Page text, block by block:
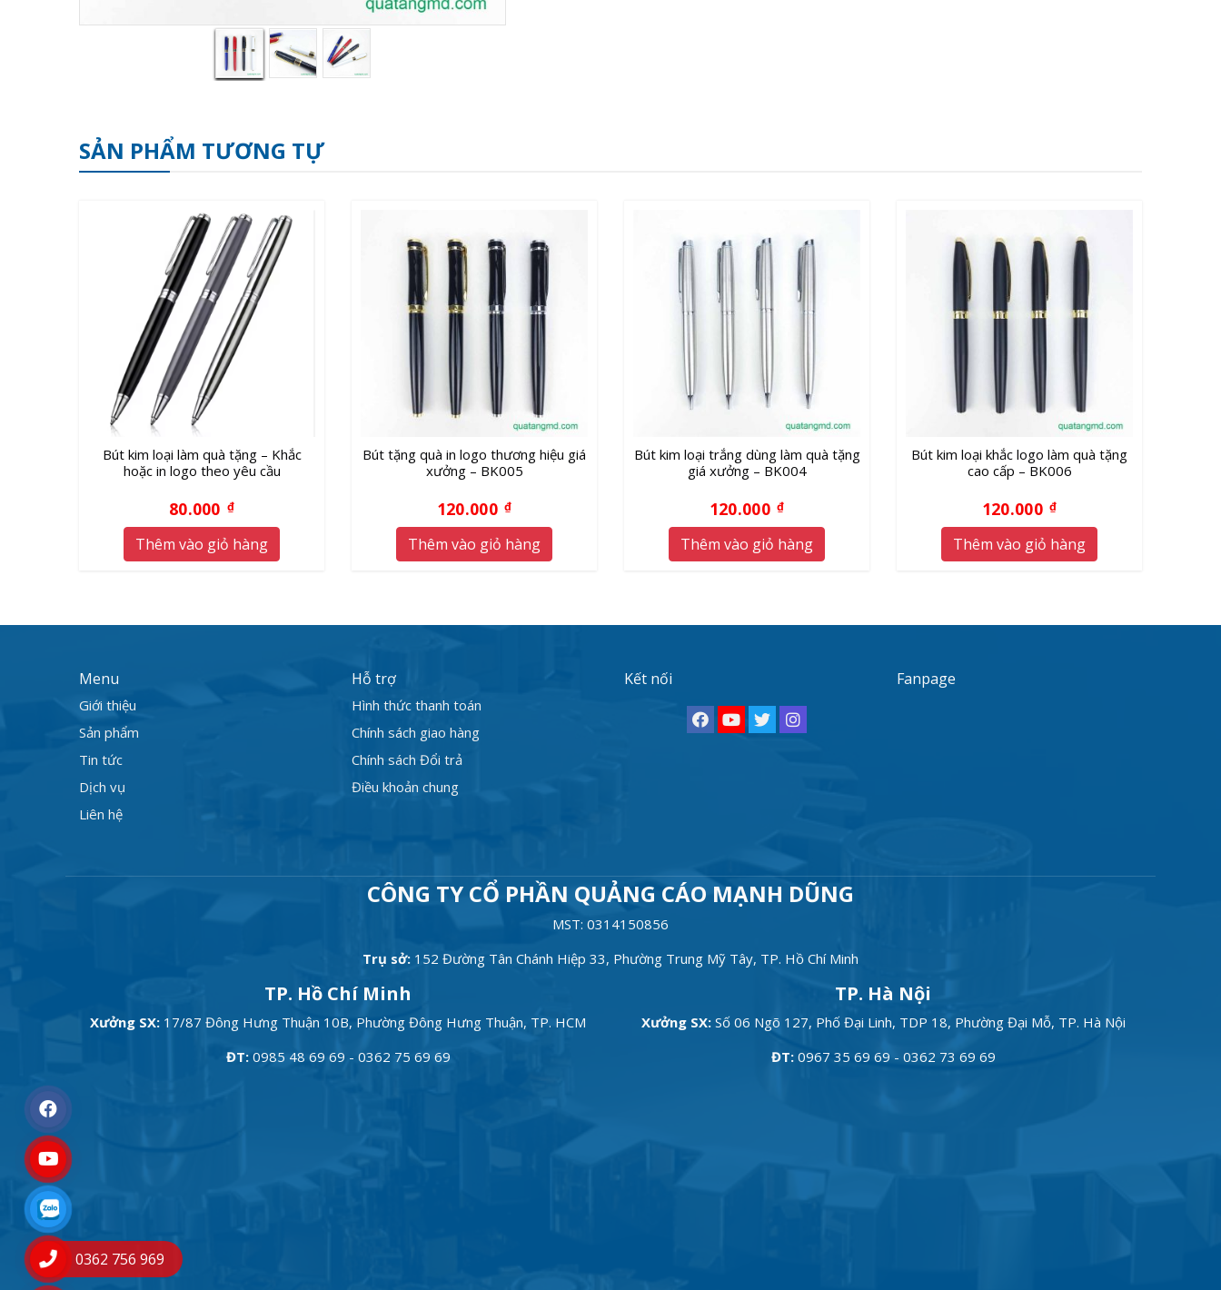
SẢN PHẨM TƯƠNG TỰ
Bút kim loại làm quà tặng – Khắc
hoặc in logo theo yêu cầu
80.000 ₫
Thêm vào giỏ hàng
Bút tặng quà in logo thương hiệu giá
xưởng – BK005
120.000 ₫
Thêm vào giỏ hàng
Bút kim loại trắng dùng làm quà tặng
giá xưởng – BK004
120.000 ₫
Thêm vào giỏ hàng
Bút kim loại khắc logo làm quà tặng
cao cấp – BK006
120.000 ₫
Thêm vào giỏ hàng
Menu
Giới thiệu
Sản phẩm
Tin tức
Dịch vụ
Liên hệ
Hỗ trợ
Hình thức thanh toán
Chính sách giao hàng
Chính sách Đổi trả
Điều khoản chung
Kết nối Fanpage
CÔNG TY CỔ PHẦN QUẢNG CÁO MẠNH DŨNG
MST: 0314150856
Trụ sở: 152 Đường Tân Chánh Hiệp 33, Phường Trung Mỹ Tây, TP. Hồ Chí Minh
TP. Hồ Chí Minh
Xưởng SX: 17/87 Đông Hưng Thuận 10B, Phường Đông Hưng Thuận, TP. HCM
ĐT:0985 48 69 69 - 0362 75 69 69
TP. Hà Nội
Xưởng SX:Số 06 Ngõ 127, Phố Đại Linh, TDP 18, Phường Đại Mỗ, TP. Hà Nội
ĐT:0967 35 69 69 - 0362 73 69 69
0362 756 969